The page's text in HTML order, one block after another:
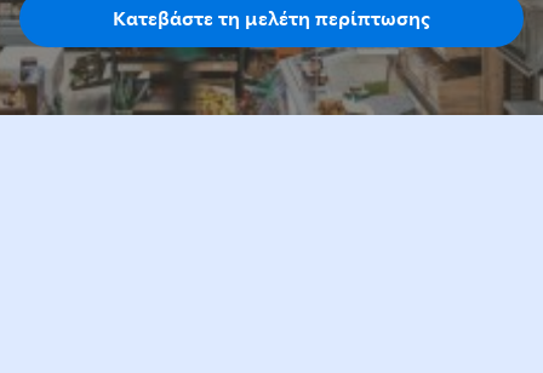
Κατεβάστε τη μελέτη περίπτωσης